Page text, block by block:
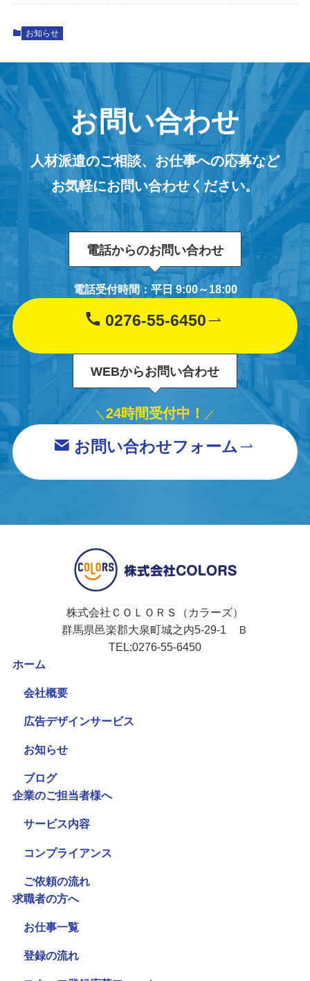
お知らせ
お問い合わせ
人材派遣のご相談、お仕事への応募など
お気軽にお問い合わせください。
電話からのお問い合わせ
電話受付時間：平日 9:00～18:00
0276-55-6450
WEBからお問い合わせ
＼ 24時間受付中！ ／
お問い合わせフォーム
株式会社ＣＯＬＯＲＳ（カラーズ）
群馬県邑楽郡大泉町城之内5-29-1 Ｂ
TEL:0276-55-6450
ホーム
会社概要
広告デザインサービス
お知らせ
ブログ
企業のご担当者様へ
サービス内容
コンプライアンス
ご依頼の流れ
求職者の方へ
お仕事一覧
登録の流れ